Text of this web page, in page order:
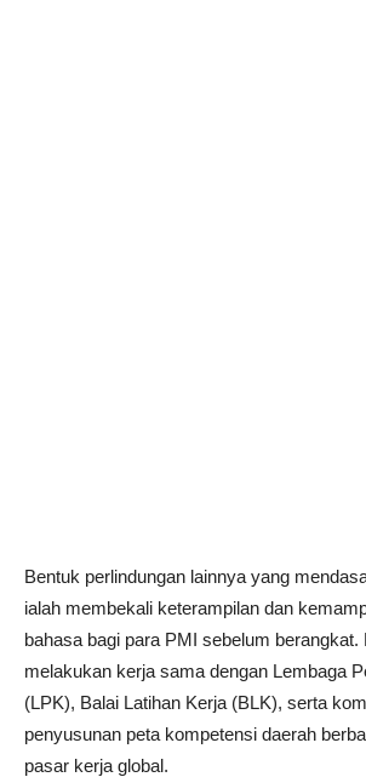
Bentuk perlindungan lainnya yang
ialah membekali keterampilan dan
bahasa bagi para PMI sebelum
melakukan kerja sama dengan Lembaga
(LPK), Balai Latihan Kerja (BLK), serta
penyusunan peta kompetensi daerah
pasar kerja global.